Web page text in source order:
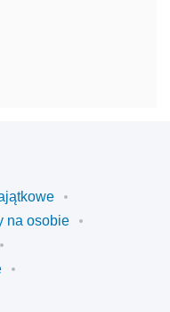
na osobie